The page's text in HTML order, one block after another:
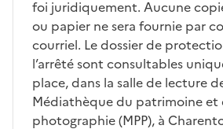
foi juridiquement. Aucune
ou papier ne sera fournie par
courriel. Le dossier de
l’arrêté sont consultables
place, dans la salle de lecture
Médiathèque du patrimoine et
photographie (MPP), à